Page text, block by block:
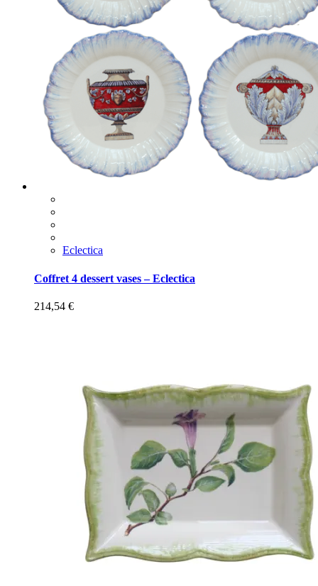
Eclectica
Coffret 4 dessert vases – Eclectica
214,54 €